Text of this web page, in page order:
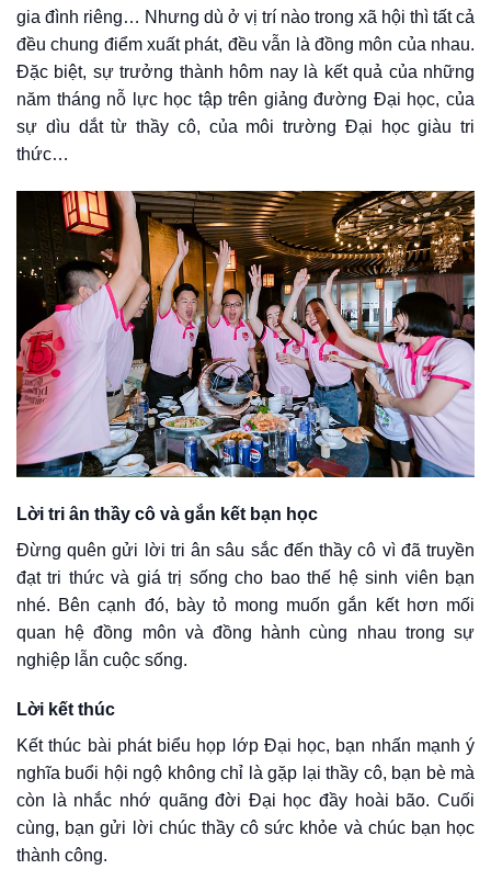
gia đình riêng… Nhưng dù ở vị trí nào trong xã hội thì tất cả
đều chung điểm xuất phát, đều vẫn là đồng môn của nhau.
Đặc biệt, sự trưởng thành hôm nay là kết quả của những
năm tháng nỗ lực học tập trên giảng đường Đại học, của
sự dìu dắt từ thầy cô, của môi trường Đại học giàu tri
thức…
Lời tri ân thầy cô và gắn kết bạn học
Đừng quên gửi lời tri ân sâu sắc đến thầy cô vì đã truyền
đạt tri thức và giá trị sống cho bao thế hệ sinh viên bạn
nhé. Bên cạnh đó, bày tỏ mong muốn gắn kết hơn mối
quan hệ đồng môn và đồng hành cùng nhau trong sự
nghiệp lẫn cuộc sống.
Lời kết thúc
Kết thúc bài phát biểu họp lớp Đại học, bạn nhấn mạnh ý
nghĩa buổi hội ngộ không chỉ là gặp lại thầy cô, bạn bè mà
còn là nhắc nhớ quãng đời Đại học đầy hoài bão. Cuối
cùng, bạn gửi lời chúc thầy cô sức khỏe và chúc bạn học
thành công.